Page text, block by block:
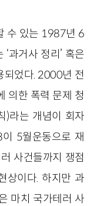
수 있는 1987년 6
과거사 정리’ 혹은
되었다. 2000년 전
의한 폭력 문제 청
)라는 개념이 회자
5월운동으로 재
사건들까지 쟁점
상이다. 하지만 과
마치 국가테러 사